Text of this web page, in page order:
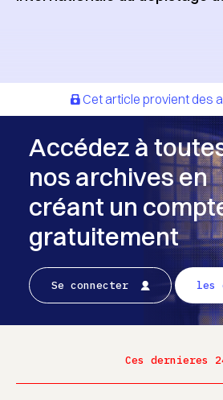
Cet article provient des
Accédez à
nos archives en
créant un
gratuitement
Se connecter les
Ces dernieres